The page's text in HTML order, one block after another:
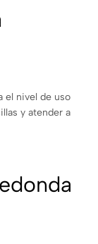
el nivel de uso
y atender a